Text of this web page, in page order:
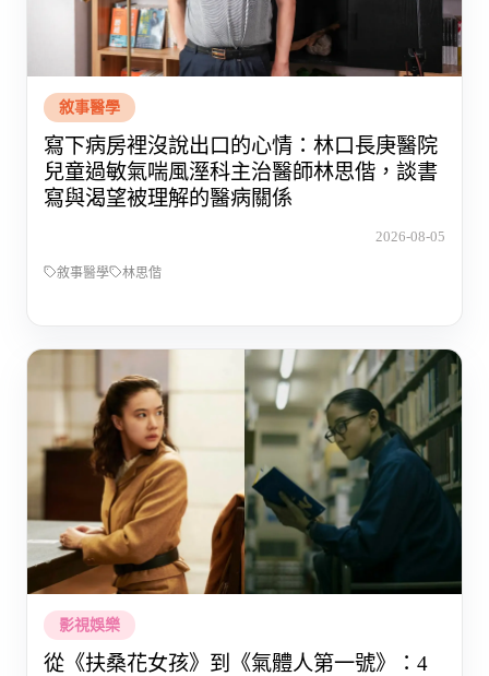
敘事醫學
寫下病房裡沒說出口的心情：林口長庚醫院
兒童過敏氣喘風溼科主治醫師林思偕，談書
寫與渴望被理解的醫病關係
2026-08-05
敘事醫學 林思偕
影視娛樂
從《扶桑花女孩》到《氣體人第一號》：4